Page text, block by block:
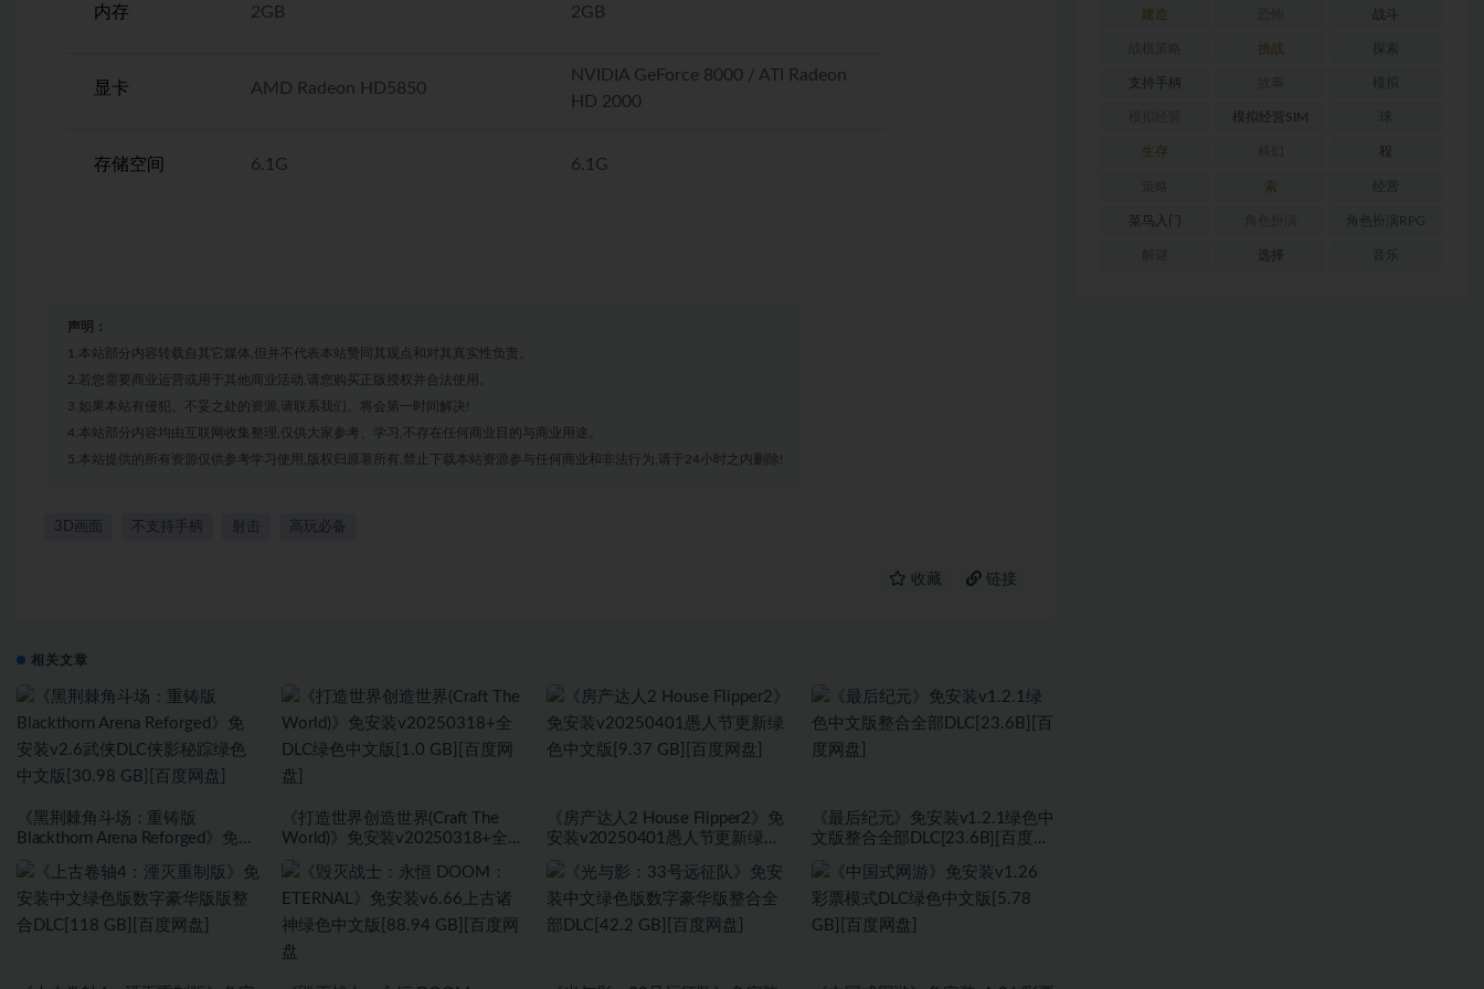
内存
显卡
存储空间
2GB
AMD Radeon HD5850
6.1G
2GB
NVIDIA GeForce 8000 / ATI Radeon
HD 2000
6.1G
声明：
1.本站部分内容转载自其它媒体,但并不代表本站赞同其观点和对其真实性负责。
2.若您需要商业运营或用于其他商业活动,请您购买正版授权并合法使用。
3.如果本站有侵犯、不妥之处的资源,请联系我们。将会第一时间解决!
4.本站部分内容均由互联网收集整理,仅供大家参考、学习,不存在任何商业目的与商业用途。
5.本站提供的所有资源仅供参考学习使用,版权归原著所有,禁止下载本站资源参与任何商业和非法行为,请于24小时之内删除!
3D画面 不支持手柄 射击 高玩必备
收藏 链接
相关文章
《黑荆棘角斗场：重铸版
Blackthorn Arena Reforged》免安
版[30.98 GB][百度网盘]
《打造世界创造世界(Craft The
World)》免安装v20250318+全
盘]
《房产达人2 House Flipper2》免
安装v20250401愚人节更新绿色
《最后纪元》免安装v1.2.1绿色中
文版整合全部DLC[23.6B][百度网
建造 战斗
挑战 探索
支持手柄 模拟
模拟经营SIM 球
生存 程
索 经营
菜鸟入门 角色扮演RPG
选择 音乐